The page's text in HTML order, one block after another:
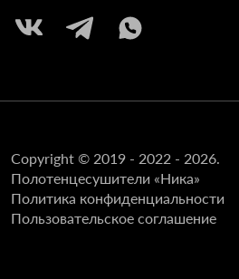
Copyright © 2019 - 2022 - 2026.
Полотенцесушители «Ника»
Политика конфиденциальности
Пользовательское соглашение